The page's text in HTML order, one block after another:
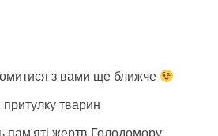
з вами ще ближче
тварин